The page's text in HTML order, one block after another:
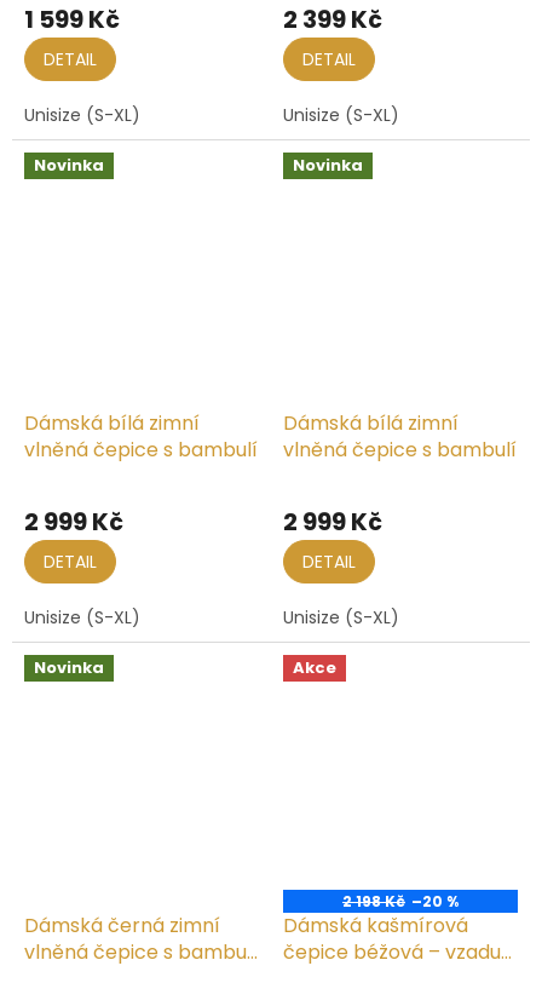
1 599 Kč
DETAIL
Unisize (S-XL)
2 399 Kč
DETAIL
Unisize (S-XL)
Novinka
Dámská bílá zimní
vlněná čepice s bambulí
2 999 Kč
DETAIL
Unisize (S-XL)
Novinka
Dámská bílá zimní
vlněná čepice s bambulí
hodnocení
produktu
je
5,0
5
hvězdiček.
2 999 Kč
DETAIL
Unisize (S-XL)
Novinka
Dámská černá zimní
vlněná čepice s bambulí
Akce
2 198 Kč –20 %
Dámská kašmírová
čepice béžová – vzadu